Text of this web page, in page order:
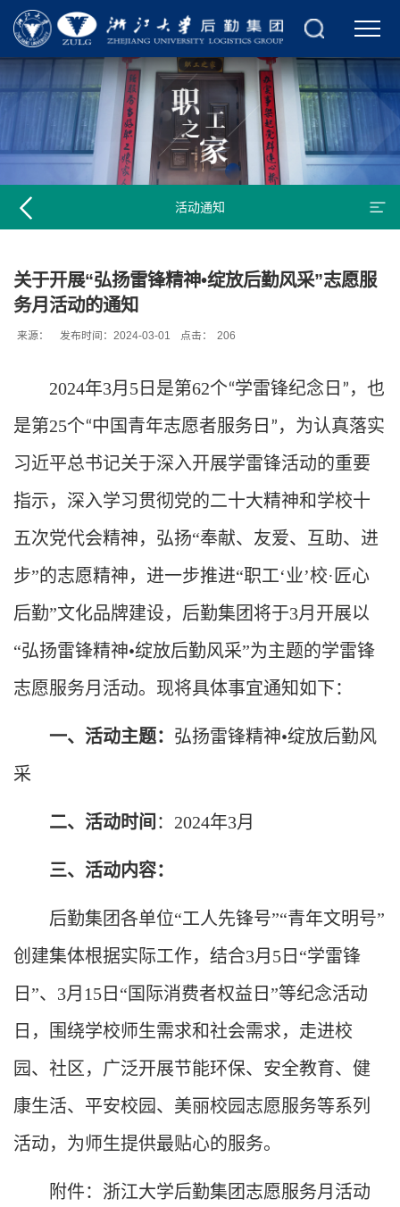
活动通知
关于开展“弘扬雷锋精神•绽放后勤风采”志愿服
务月活动的通知
来源： 发布时间：2024-03-01 点击： 206
2024年3月5日是第62个“学雷锋纪念日 ” ，也
是第25个“中国青年志愿者服务日 ” ，为认真落实
习近平总书记关于深入开展学雷锋活动的重要
指示，深入学习贯彻党的二十大精神和学校十
五次党代会精神，弘扬“奉献、友爱、互助、进
步”的志愿精神，进一步推进“职工‘业’校·匠心
后勤”文化品牌建设，后勤集团将于3月开展以
“弘扬雷锋精神•绽放后勤风采”为主题的学雷锋
志愿服务月活动。现将具体事宜通知如下：
一、活动主题： 弘扬雷锋精神•绽放后勤风
采
二、活动时间 ：2024年3月
三、活动内容：
后勤集团各单位“工人先锋号”“青年文明号”
创建集体根据实际工作，结合3月5日“学雷锋
日”、3月15日“国际消费者权益日”等纪念活动
日，围绕学校师生需求和社会需求，走进校
园、社区，广泛开展节能环保、安全教育、健
康生活、平安校园、美丽校园志愿服务等系列
活动，为师生提供最贴心的服务。
附件：浙江大学后勤集团志愿服务月活动